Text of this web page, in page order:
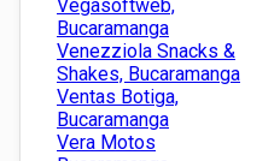
Vegasoftweb,
Bucaramanga
Venezziola Snacks &
Shakes, Bucaramanga
Ventas Botiga,
Bucaramanga
Vera Motos